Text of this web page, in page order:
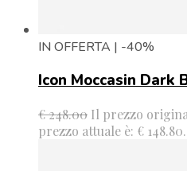
IN OFFERTA | -40%
Icon Moccasin Dark
€248.00 Il prezzo
prezzo attuale è: € 148.80.